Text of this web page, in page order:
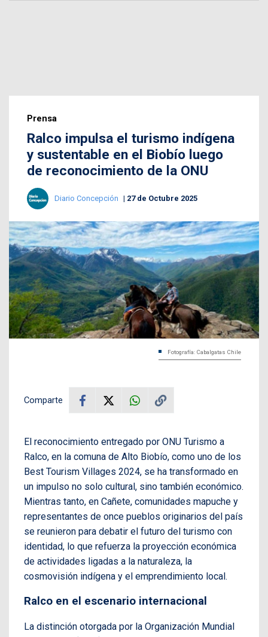
Prensa
Ralco impulsa el turismo indígena
y sustentable en el Biobío luego
de reconocimiento de la ONU
Diario Concepción 27 de Octubre 2025
Fotografía: Cabalgatas Chile
Comparte
El reconocimiento entregado por ONU Turismo a
Ralco, en la comuna de Alto Biobío, como uno de los
Best Tourism Villages 2024, se ha transformado en
un impulso no solo cultural, sino también económico.
Mientras tanto, en Cañete, comunidades mapuche y
representantes de once pueblos originarios del país
se reunieron para debatir el futuro del turismo con
identidad, lo que refuerza la proyección económica
de actividades ligadas a la naturaleza, la
cosmovisión indígena y el emprendimiento local.
Ralco en el escenario internacional
La distinción otorgada por la Organización Mundial